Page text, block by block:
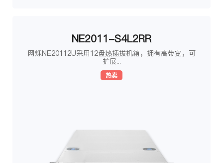
NE2011-S4L2RR
网烁NE20112U采用12盘热插拔机箱，拥有高带宽，可
扩展...
热卖